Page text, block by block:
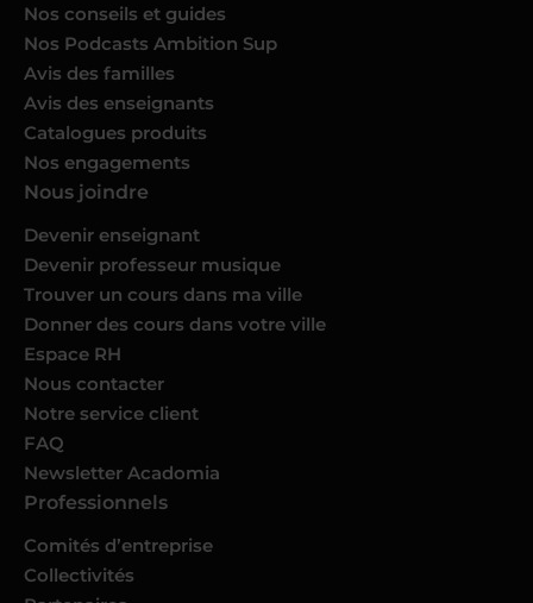
Nos conseils et guides
Nos Podcasts Ambition Sup
Avis des familles
Avis des enseignants
Catalogues produits
Nos engagements
Nous joindre
Devenir enseignant
Devenir professeur musique
Trouver un cours dans ma ville
Donner des cours dans votre ville
Espace RH
Nous contacter
Notre service client
FAQ
Newsletter Acadomia
Professionnels
Comités d’entreprise
Collectivités